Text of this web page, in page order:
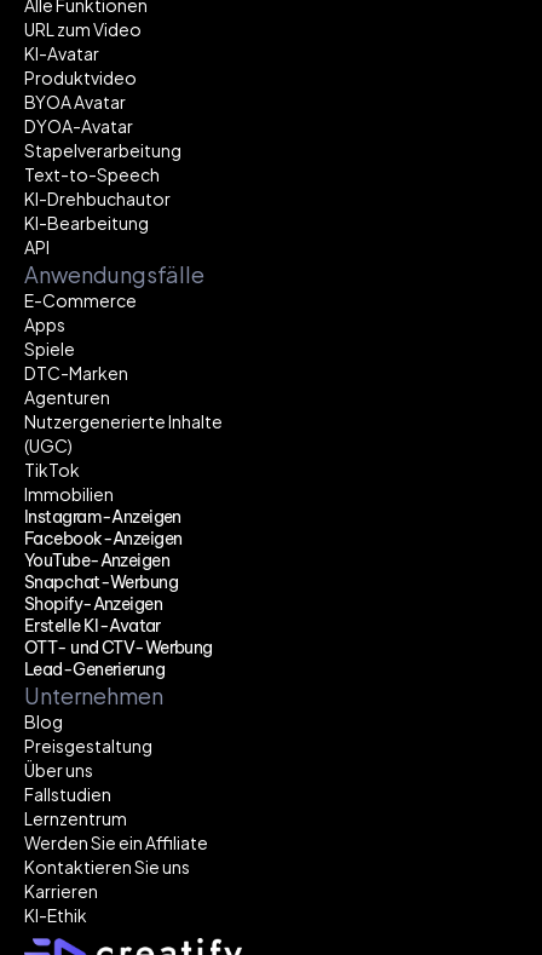
URL zum Video
KI-Avatar
Produktvideo
BYOA Avatar
DYOA-Avatar
Stapelverarbeitung
Text-to-Speech
KI-Drehbuchautor
KI-Bearbeitung
API
Anwendungsfälle
E-Commerce
Apps
Spiele
DTC-Marken
Agenturen
Nutzergenerierte Inhalte
(UGC)
TikTok
Immobilien
Instagram-Anzeigen
Facebook-Anzeigen
YouTube-Anzeigen
Snapchat-Werbung
Shopify-Anzeigen
Erstelle KI-Avatar
OTT- und CTV-Werbung
Lead-Generierung
Unternehmen
Blog
Preisgestaltung
Über uns
Fallstudien
Lernzentrum
Werden Sie ein Affiliate
Kontaktieren Sie uns
Karrieren
KI-Ethik